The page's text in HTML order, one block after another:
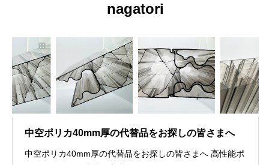
nagatori
中空ポリカ40mm厚の代替品をお探しの皆さまへ
中空ポリカ40mm厚の代替品をお探しの皆さまへ 高性能ポ